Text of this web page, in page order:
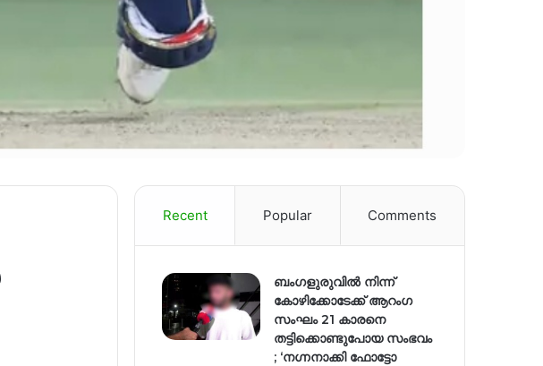
Recent Popular Comments
ബംഗളുരുവിൽ നിന്ന്
കോഴിക്കോടേക്ക് ആറംഗ
സംഘം 21 കാരനെ
തട്ടിക്കൊണ്ടുപോയ സംഭവം
; ‘നഗ്നനാക്കി ഫോട്ടോ